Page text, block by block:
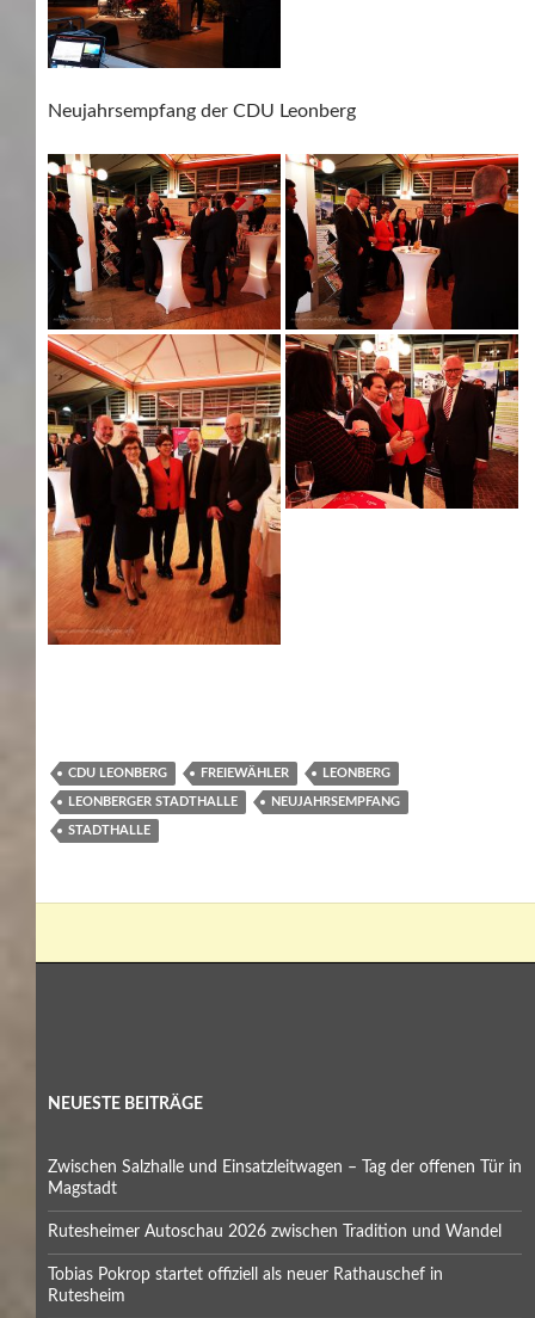
Neujahrsempfang der CDU Leonberg
CDU LEONBERG FREIEWÄHLER LEONBERG
LEONBERGER STADTHALLE NEUJAHRSEMPFANG
STADTHALLE
NEUESTE BEITRÄGE
Zwischen Salzhalle und Einsatzleitwagen – Tag der offenen Tür in
Magstadt
Rutesheimer Autoschau 2026 zwischen Tradition und Wandel
Tobias Pokrop startet offiziell als neuer Rathauschef in
Rutesheim